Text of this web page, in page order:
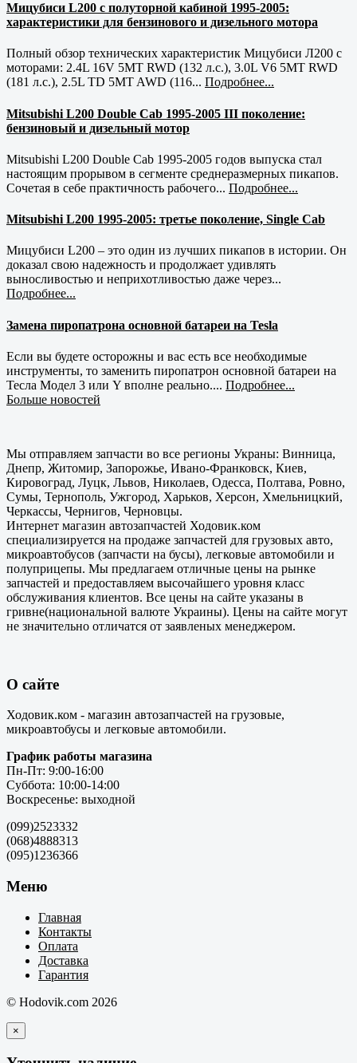
Мицубиси L200 с полуторной кабиной 1995-2005:
характеристики для бензинового и дизельного мотора
Полный обзор технических характеристик Мицубиси Л200 с
моторами: 2.4L 16V 5MT RWD (132 л.с.), 3.0L V6 5MT RWD
(181 л.с.), 2.5L TD 5MT AWD (116... Подробнее...
Mitsubishi L200 Double Cab 1995-2005 III поколение:
бензиновый и дизельный мотор
Mitsubishi L200 Double Cab 1995-2005 годов выпуска стал
настоящим прорывом в сегменте среднеразмерных пикапов.
Сочетая в себе практичность рабочего... Подробнее...
Mitsubishi L200 1995-2005: третье поколение, Single Cab
Мицубиси L200 – это один из лучших пикапов в истории. Он
доказал свою надежность и продолжает удивлять
выносливостью и неприхотливостью даже через...
Подробнее...
Замена пиропатрона основной батареи на Tesla
Если вы будете осторожны и вас есть все необходимые
инструменты, то заменить пиропатрон основной батареи на
Тесла Модел 3 или Y вполне реально.... Подробнее...
Больше новостей
Мы отправляем запчасти во все регионы Украны: Винница,
Днепр, Житомир, Запорожье, Ивано-Франковск, Киев,
Кировоград, Луцк, Львов, Николаев, Одесса, Полтава, Ровно,
Сумы, Тернополь, Ужгород, Харьков, Херсон, Хмельницкий,
Черкассы, Чернигов, Черновцы.
Интернет магазин автозапчастей Ходовик.ком
специализируется на продаже запчастей для грузовых авто,
микроавтобусов (запчасти на бусы), легковые автомобили и
полуприцепы. Мы предлагаем отличные цены на рынке
запчастей и предоставляем высочайшего уровня класс
обслуживания клиентов. Все цены на сайте указаны в
гривне(национальной валюте Украины). Цены на сайте могут
не значительно отличатся от заявленых менеджером.
О сайте
Ходовик.ком - магазин автозапчастей на грузовые,
микроавтобусы и легковые автомобили.
График работы магазина
Пн-Пт: 9:00-16:00
Суббота: 10:00-14:00
Воскресенье: выходной
(099)2523332
(068)4888313
(095)1236366
Меню
Главная
Контакты
Оплата
Доставка
Гарантия
© Hodovik.com 2026
×